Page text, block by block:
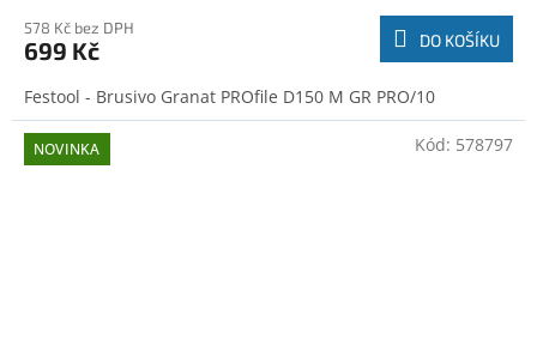
578 Kč bez DPH
699 Kč DO KOŠÍKU
Festool - Brusivo Granat PROfile D150 M GR PRO/10
NOVINKA Kód: 578797